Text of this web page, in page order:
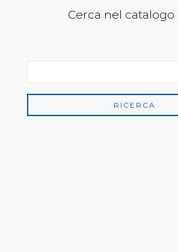
Cerca nel catalogo